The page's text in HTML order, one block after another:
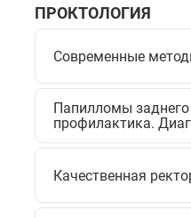
ПРОКТОЛОГИЯ
Современные
Папилломы заднего
профилактика.
Качественная